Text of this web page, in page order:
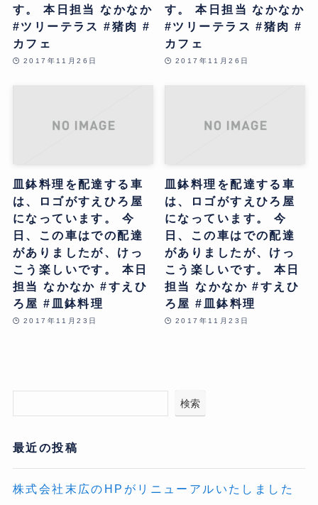
す。 本日担当 なかなか
#ツリーテラス #猪肉 #
カフェ
2017年11月26日
す。 本日担当 なかなか
#ツリーテラス #猪肉 #
カフェ
2017年11月26日
皿鉢料理を配達する車
は、ロゴがすえひろ屋
になっています。 今
日、この車はでの配達
がありましたが、けっ
こう楽しいです。 本日
担当 なかなか #すえひ
ろ屋 #皿鉢料理
2017年11月23日
皿鉢料理を配達する車
は、ロゴがすえひろ屋
になっています。 今
日、この車はでの配達
がありましたが、けっ
こう楽しいです。 本日
担当 なかなか #すえひ
ろ屋 #皿鉢料理
2017年11月23日
検索
最近の投稿
株式会社末広のHPがリニューアルいたしました